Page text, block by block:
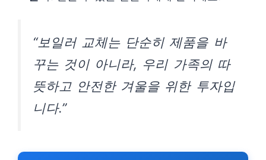
“보일러 교체는 단순히 제품을 바
꾸는 것이 아니라, 우리 가족의 따
뜻하고 안전한 겨울을 위한 투자입
니다.”